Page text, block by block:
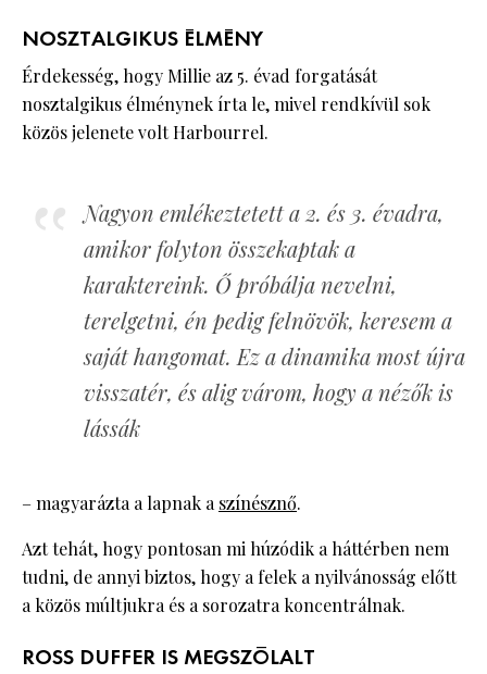
NOSZTALGIKUS ÉLMÉNY
Érdekesség, hogy Millie az 5. évad forgatását
nosztalgikus élménynek írta le, mivel rendkívül sok
közös jelenete volt Harbourrel.
Nagyon emlékeztetett a 2. és 3. évadra,
amikor folyton összekaptak a
karaktereink. Ő próbálja nevelni,
terelgetni, én pedig felnövök, keresem a
saját hangomat. Ez a dinamika most újra
visszatér, és alig várom, hogy a nézők is
lássák
– magyarázta a lapnak aszínésznő.
Azt tehát, hogy pontosan mi húzódik a háttérben nem
tudni, de annyi biztos, hogy a felek a nyilvánosság előtt
a közös múltjukra és a sorozatra koncentrálnak.
ROSS DUFFER IS MEGSZÓLALT